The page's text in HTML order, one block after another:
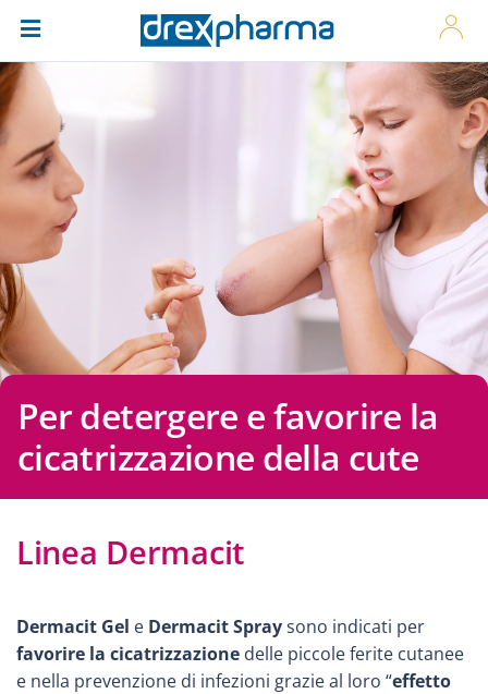
Per detergere e favorire la
cicatrizzazione della cute
Linea Dermacit
Dermacit Gel e Dermacit Spraysono indicati per
favorire la cicatrizzazione delle piccole ferite cutanee
e nella prevenzione di infezioni grazie al loro “effetto